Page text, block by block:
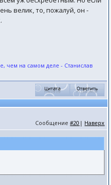
велик, то, пожалуй, он -
чем на самом деле - Станислав
Сообщение#20 | Наверх